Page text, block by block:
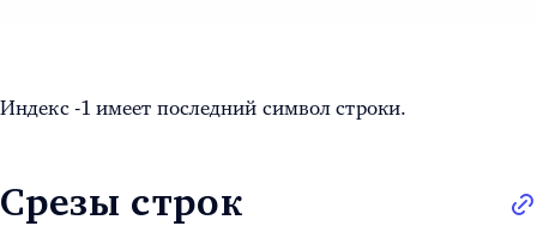
Индекс -1 имеет последний символ строки.
Срезы строк